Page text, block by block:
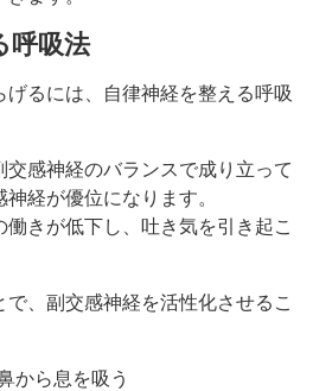
呼吸法
るには、自律神経を整える呼吸
交感神経のバランスで成り立って
経が優位になります。
きが低下し、吐き気を引き起こ
、副交感神経を活性化させるこ
から息を吸う